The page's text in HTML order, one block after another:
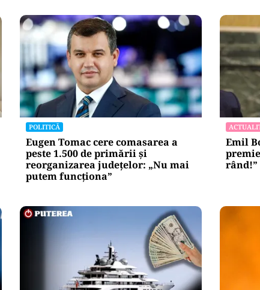
Oficiuldestiri.ro
Atacurile cibernetice
expun vulnerabilitățile
statului român: ANP
repetă scenariul e‑Terra.
Ce ascund comunicările
oficiale și cine răspunde
pentru mentenanța IT a
instituțiilor publice